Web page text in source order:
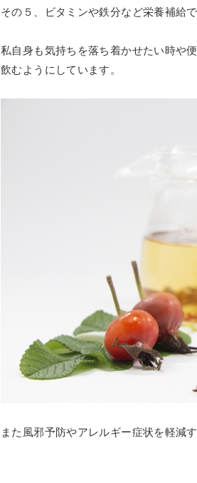
その５、ビタミンや鉄分など栄養補給
私自身も気持ちを落ち着かせたい時や
飲むようにしています。
また風邪予防やアレルギー症状を軽減